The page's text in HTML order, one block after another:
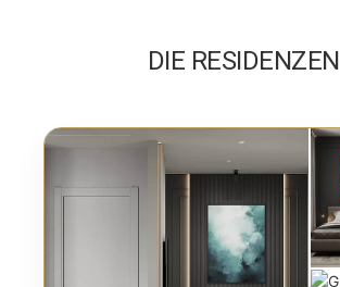
DIE RESIDENZEN